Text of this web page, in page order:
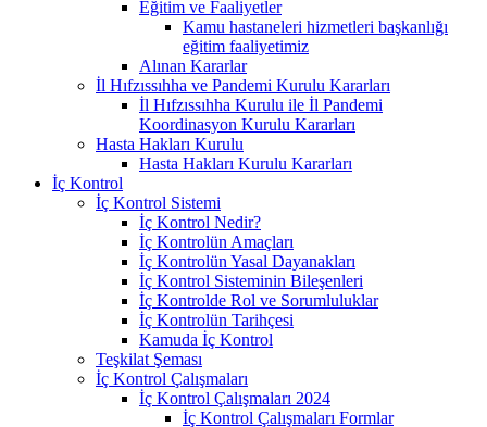
Eğitim ve Faaliyetler
Kamu hastaneleri hizmetleri başkanlığı
eğitim faaliyetimiz
Alınan Kararlar
İl Hıfzıssıhha ve Pandemi Kurulu Kararları
İl Hıfzıssıhha Kurulu ile İl Pandemi
Koordinasyon Kurulu Kararları
Hasta Hakları Kurulu
Hasta Hakları Kurulu Kararları
İç Kontrol
İç Kontrol Sistemi
İç Kontrol Nedir?
İç Kontrolün Amaçları
İç Kontrolün Yasal Dayanakları
İç Kontrol Sisteminin Bileşenleri
İç Kontrolde Rol ve Sorumluluklar
İç Kontrolün Tarihçesi
Kamuda İç Kontrol
Teşkilat Şeması
İç Kontrol Çalışmaları
İç Kontrol Çalışmaları 2024
İç Kontrol Çalışmaları Formlar